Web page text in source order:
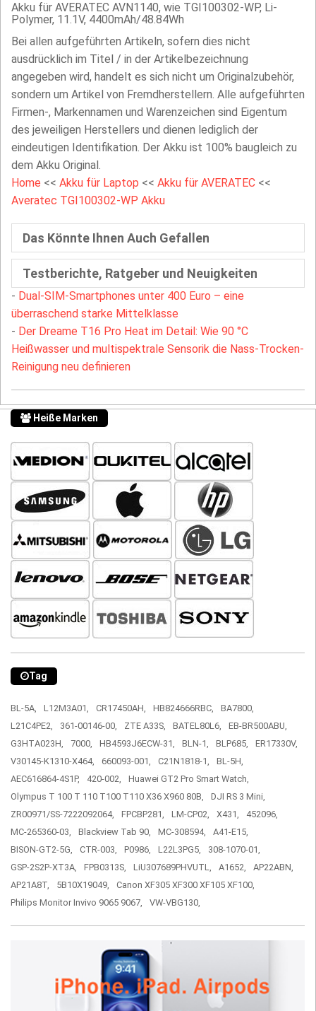
Akku für AVERATEC AVN1140, wie TGI100302-WP, Li-
Polymer, 11.1V, 4400mAh/48.84Wh
Bei allen aufgeführten Artikeln, sofern dies nicht
ausdrücklich im Titel / in der Artikelbezeichnung
angegeben wird, handelt es sich nicht um Originalzubehör,
sondern um Artikel von Fremdherstellern. Alle aufgeführten
Firmen-, Markennamen und Warenzeichen sind Eigentum
des jeweiligen Herstellers und dienen lediglich der
eindeutigen Identifikation. Der Akku ist 100% baugleich zu
dem Akku Original.
Home << Akku für Laptop << Akku für AVERATEC <<
Averatec TGI100302-WP Akku
Das Könnte Ihnen Auch Gefallen
Testberichte, Ratgeber und Neuigkeiten
- Dual-SIM-Smartphones unter 400 Euro – eine
überraschend starke Mittelklasse
- Der Dreame T16 Pro Heat im Detail: Wie 90 °C
Heißwasser und multispektrale Sensorik die Nass-Trocken-
Reinigung neu definieren
Heiße Marken
Tag
BL-5A, L12M3A01, CR17450AH, HB824666RBC,
BA7800,
L21C4PE2,
361-00146-00, ZTE A33S, BATEL80L6,
EB-BR500ABU,
G3HTA023H,
7000, HB4593J6ECW-31, BLN-1, BLP685,
ER17330V,
V30145-K1310-X464,
660093-001, C21N1818-1,
BL-5H,
AEC616864-4S1P,
420-002,
Huawei GT2 Pro Smart Watch,
Olympus T 100 T 110 T100 T110 X36 X960 80B,
DJI RS 3 Mini,
ZR00971/SS-7222092064,
FPCBP281, LM-CP02, X431,
452096,
MC-265360-03,
Blackview Tab 90, MC-308594,
A41-E15,
BISON-GT2-5G,
CTR-003, P0986, L22L3PG5,
308-1070-01,
GSP-2S2P-XT3A,
FPB0313S, LiU307689PHVUTL, A1652,
AP22ABN,
AP21A8T,
5B10X19049,
Canon XF305 XF300 XF105 XF100,
Philips Monitor Invivo 9065 9067,
VW-VBG130,